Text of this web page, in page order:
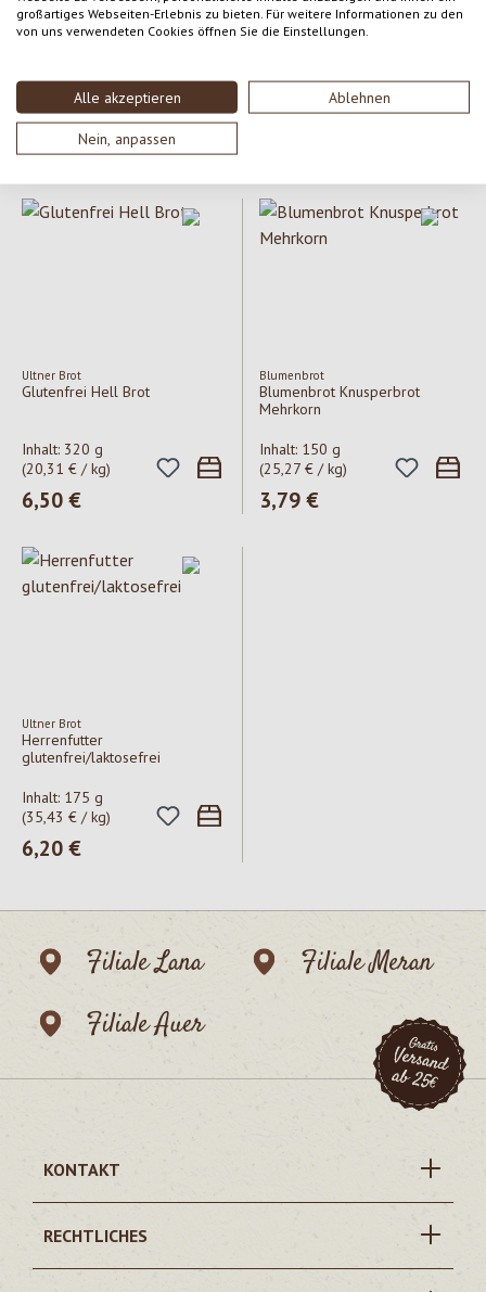
großartiges Webseiten-Erlebnis zu bieten. Für weitere Informationen zu den
von uns verwendeten Cookies öffnen Sie die Einstellungen.
Alle akzeptieren Ablehnen
Nein, anpassen
Blumenbrot
150 g
(25,27 € / kg)
Regulärer Preis:
3,79 €
Ultner Brot
Ultner Brot Glutenfrei mit
185 g
(20,54 € / kg)
Ultner Brot
Glutenfrei Hell Brot
Inhalt: 320 g
(20,31 € / kg)
Regulärer Preis:
6,50 €
Blumenbrot
Blumenbrot Knusperbrot
Mehrkorn
Inhalt: 150 g
(25,27 € / kg)
Regulärer Preis:
3,79 €
Ultner Brot
Herrenfutter
glutenfrei/laktosefrei
Inhalt: 175 g
(35,43 € / kg)
Regulärer Preis:
6,20 €
Filiale Lana
Filiale Meran
Filiale Auer
KONTAKT
RECHTLICHES